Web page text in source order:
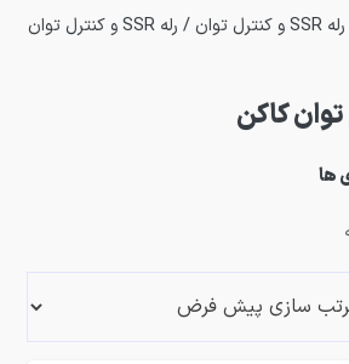
رله SSR و کنترل توان /
رله SSR و کنترل توان
ها